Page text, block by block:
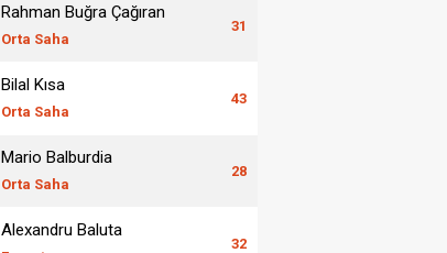
Rahman Buğra Çağıran
Orta Saha
31
Bilal Kısa
Orta Saha
43
Mario Balburdia
Orta Saha
28
Alexandru Baluta
32